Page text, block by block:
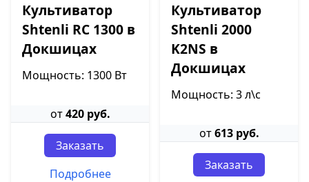
Культиватор
Shtenli RC 1300 в
Докшицах
Мощность: 1300 Вт
от420 руб.
Заказать
Подробнее
Культиватор
Shtenli 2000
K2NS в
Докшицах
Мощность: 3 л\с
от613 руб.
Заказать